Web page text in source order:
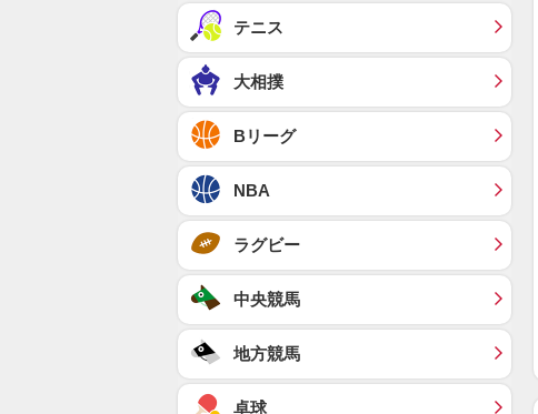
テニス
大相撲
Bリーグ
NBA
ラグビー
中央競馬
地方競馬
卓球